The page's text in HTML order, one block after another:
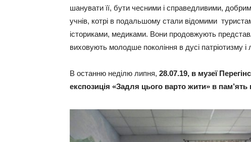
шанувати її, бути чесними і справедливими,
учнів, котрі в подальшому стали відомими
істориками, медиками. Вони продовжують
виховують молодше покоління в дусі патріотизму і
В останню неділю липня, 28.07.19, в музеї
експозиція «Задля цього варто жити» в